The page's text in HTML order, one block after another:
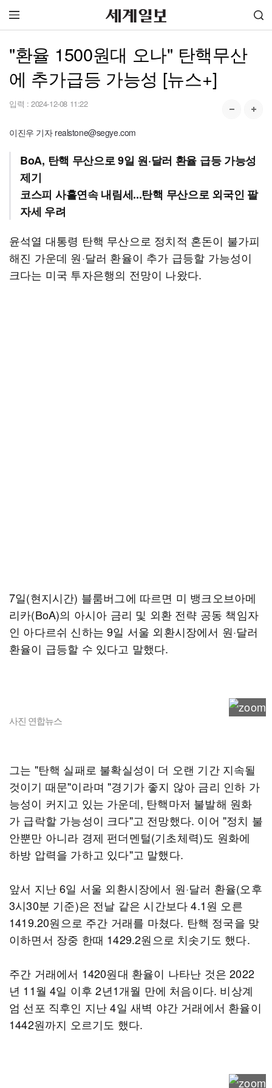
"환율 1500원대 오나" 탄핵무산
에 추가급등 가능성 [뉴스+]
입력 : 2024-12-08 11:22
이진우 기자 realstone@segye.com
BoA, 탄핵 무산으로 9일 원·달러 환율 급등 가능성
제기
코스피 사흘연속 내림세...탄핵 무산으로 외국인 팔
자세 우려
윤석열 대통령 탄핵 무산으로 정치적 혼돈이 불가피
해진 가운데 원·달러 환율이 추가 급등할 가능성이
크다는 미국 투자은행의 전망이 나왔다.
7일(현지시간) 블룸버그에 따르면 미 뱅크오브아메
리카(BoA)의 아시아 금리 및 외환 전략 공동 책임자
인 아다르쉬 신하는 9일 서울 외환시장에서 원·달러
환율이 급등할 수 있다고 말했다.
사진 연합뉴스
그는 "탄핵 실패로 불확실성이 더 오랜 기간 지속될
것이기 때문"이라며 "경기가 좋지 않아 금리 인하 가
능성이 커지고 있는 가운데, 탄핵마저 불발해 원화
가 급락할 가능성이 크다"고 전망했다. 이어 "정치 불
안뿐만 아니라 경제 펀더멘털(기초체력)도 원화에
하방 압력을 가하고 있다"고 말했다.
앞서 지난 6일 서울 외환시장에서 원·달러 환율(오후
3시30분 기준)은 전날 같은 시간보다 4.1원 오른
1419.20원으로 주간 거래를 마쳤다. 탄핵 정국을 맞
이하면서 장중 한때 1429.2원으로 치솟기도 했다.
주간 거래에서 1420원대 환율이 나타난 것은 2022
년 11월 4일 이후 2년1개월 만에 처음이다. 비상계
엄 선포 직후인 지난 4일 새벽 야간 거래에서 환율이
1442원까지 오르기도 했다.